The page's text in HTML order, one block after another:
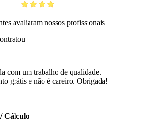
avaliaram nossos profissionais
com um trabalho de qualidade.
grátis e não é careiro. Obrigada!
/Cálculo